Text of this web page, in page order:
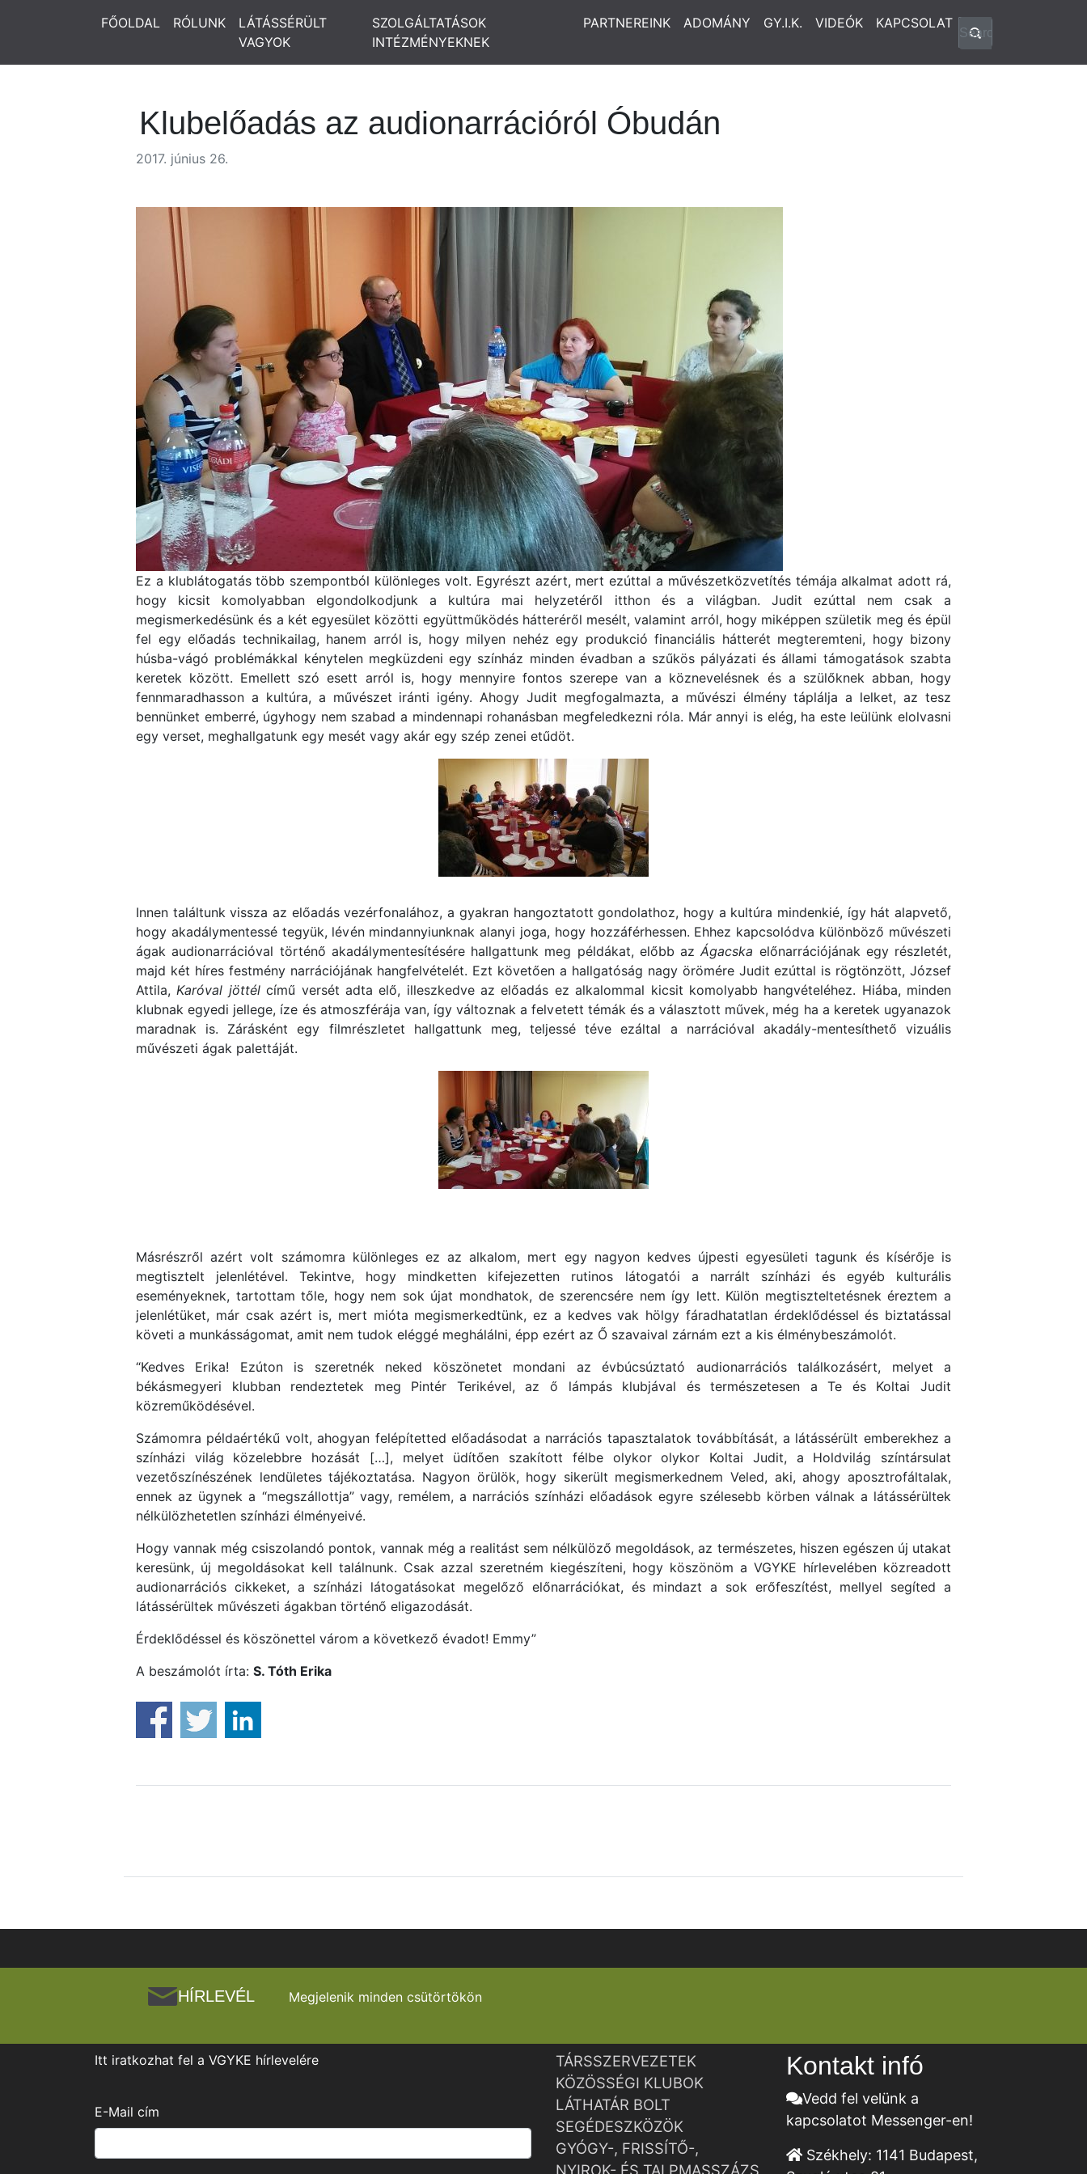
FŐOLDAL RÓLUNK
LÁTÁSSÉRÜLT
VAGYOK
SZOLGÁLTATÁSOK
INTÉZMÉNYEKNEK
PARTNEREINK ADOMÁNY GY.I.K. VIDEÓK KAPCSOLAT
Klubelőadás az audionarrációról Óbudán
2017. június 26.
Ez a klublátogatás több szempontból különleges volt. Egyrészt azért, mert ezúttal a művészetközvetítés témája alkalmat adott rá,
hogy kicsit komolyabban elgondolkodjunk a kultúra mai helyzetéről itthon és a világban. Judit ezúttal nem csak a
megismerkedésünk és a két egyesület közötti együttműködés hátteréről mesélt, valamint arról, hogy miképpen születik meg és épül
fel egy előadás technikailag, hanem arról is, hogy milyen nehéz egy produkció financiális hátterét megteremteni, hogy bizony
húsba-vágó problémákkal kénytelen megküzdeni egy színház minden évadban a szűkös pályázati és állami támogatások szabta
keretek között. Emellett szó esett arról is, hogy mennyire fontos szerepe van a köznevelésnek és a szülőknek abban, hogy
fennmaradhasson a kultúra, a művészet iránti igény. Ahogy Judit megfogalmazta, a művészi élmény táplálja a lelket, az tesz
bennünket emberré, úgyhogy nem szabad a mindennapi rohanásban megfeledkezni róla. Már annyi is elég, ha este leülünk elolvasni
egy verset, meghallgatunk egy mesét vagy akár egy szép zenei etűdöt.
Innen találtunk vissza az előadás vezérfonalához, a gyakran hangoztatott gondolathoz, hogy a kultúra mindenkié, így hát alapvető,
hogy akadálymentessé tegyük, lévén mindannyiunknak alanyi joga, hogy hozzáférhessen. Ehhez kapcsolódva különböző művészeti
ágak audionarrációval történő akadálymentesítésére hallgattunk meg példákat, előbb azÁgacska előnarrációjának egy részletét,
majd két híres festmény narrációjának hangfelvételét. Ezt követően a hallgatóság nagy örömére Judit ezúttal is rögtönzött, József
Attila,Karóval jöttélcímű versét adta elő, illeszkedve az előadás ez alkalommal kicsit komolyabb hangvételéhez. Hiába, minden
klubnak egyedi jellege, íze és atmoszférája van, így változnak a felvetett témák és a választott művek, még ha a keretek ugyanazok
maradnak is. Zárásként egy filmrészletet hallgattunk meg, teljessé téve ezáltal a narrációval akadály-mentesíthető vizuális
művészeti ágak palettáját.
Másrészről azért volt számomra különleges ez az alkalom, mert egy nagyon kedves újpesti egyesületi tagunk és kísérője is
megtisztelt jelenlétével. Tekintve, hogy mindketten kifejezetten rutinos látogatói a narrált színházi és egyéb kulturális
eseményeknek, tartottam tőle, hogy nem sok újat mondhatok, de szerencsére nem így lett. Külön megtiszteltetésnek éreztem a
jelenlétüket, már csak azért is, mert mióta megismerkedtünk, ez a kedves vak hölgy fáradhatatlan érdeklődéssel és biztatással
követi a munkásságomat, amit nem tudok eléggé meghálálni, épp ezért az Ő szavaival zárnám ezt a kis élménybeszámolót.
“Kedves Erika! Ezúton is szeretnék neked köszönetet mondani az évbúcsúztató audionarrációs találkozásért, melyet a
békásmegyeri klubban rendeztetek meg Pintér Terikével, az ő lámpás klubjával és természetesen a Te és Koltai Judit
közreműködésével.
Számomra példaértékű volt, ahogyan felépítetted előadásodat a narrációs tapasztalatok továbbítását, a látássérült emberekhez a
színházi világ közelebbre hozását […], melyet üdítően szakított félbe olykor olykor Koltai Judit, a Holdvilág színtársulat
vezetőszínészének lendületes tájékoztatása. Nagyon örülök, hogy sikerült megismerkednem Veled, aki, ahogy aposztrofáltalak,
ennek az ügynek a “megszállottja” vagy, remélem, a narrációs színházi előadások egyre szélesebb körben válnak a látássérültek
nélkülözhetetlen színházi élményeivé.
Hogy vannak még csiszolandó pontok, vannak még a realitást sem nélkülöző megoldások, az természetes, hiszen egészen új utakat
keresünk, új megoldásokat kell találnunk. Csak azzal szeretném kiegészíteni, hogy köszönöm a VGYKE hírlevelében közreadott
audionarrációs cikkeket, a színházi látogatásokat megelőző előnarrációkat, és mindazt a sok erőfeszítést, mellyel segíted a
látássérültek művészeti ágakban történő eligazodását.
Érdeklődéssel és köszönettel várom a következő évadot! Emmy”
A beszámolót írta: S. Tóth Erika
HÍRLEVÉL Megjelenik minden csütörtökön
Itt iratkozhat fel a VGYKE hírlevelére
E-Mail cím
TÁRSSZERVEZETEK
KÖZÖSSÉGI KLUBOK
LÁTHATÁR BOLT
SEGÉDESZKÖZÖK
GYÓGY-, FRISSÍTŐ-,
NYIROK- ÉS TALPMASSZÁZS
Kontakt infó
Vedd fel velünk a
kapcsolatot Messenger-en!
Székhely: 1141 Budapest,